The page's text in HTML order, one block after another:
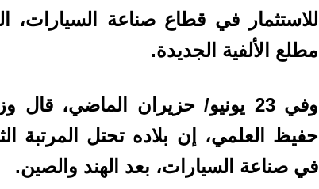
للاستثمار في قطاع صناعة السيارات،
مطلع الألفية الجديدة.
وفي 23 يونيو/ حزيران الماضي،
حفيظ العلمي، إن بلاده تحتل المرتبة
في صناعة السيارات، بعد الهند والصين.